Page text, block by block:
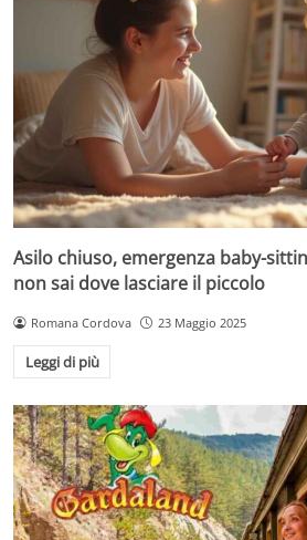
Asilo chiuso, emergenza baby-
non sai dove lasciare il piccolo
Romana Cordova 23 Maggio 2025
Leggi di più